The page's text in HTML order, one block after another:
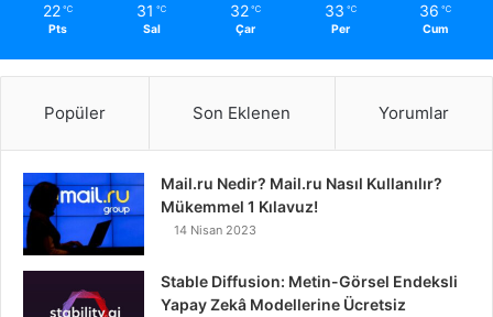
22 ℃
Pts
31 ℃
Sal
32 ℃
Çar
33 ℃
Per
36 ℃
Cum
Popüler Son Eklenen Yorumlar
Mail.ru Nedir? Mail.ru Nasıl Kullanılır?
Mükemmel 1 Kılavuz!
14 Nisan 2023
Stable Diffusion: Metin-Görsel Endeksli
Yapay Zekâ Modellerine Ücretsiz